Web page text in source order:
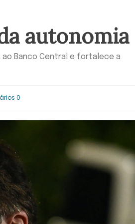
autonomia
ao Banco Central e fortalece a
0